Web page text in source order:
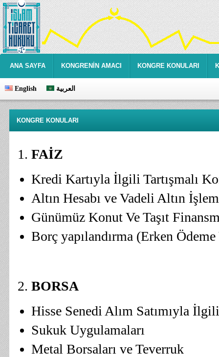
ANA SAYFA KONGRENİN AMACI KONGRE KONULARI
English العربية
KONGRE KONULARI
FAİZ
Kredi Kartıyla İlgili Tartışmalı
Altın Hesabı ve Vadeli Altın
Günümüz Konut Ve Taşıt
Borç yapılandırma (Erken
BORSA
Hisse Senedi Alım Satımıyla
Sukuk Uygulamaları
Metal Borsaları ve Teverruk